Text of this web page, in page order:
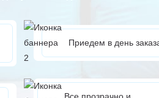
Приедем в день
Все прозрачно и